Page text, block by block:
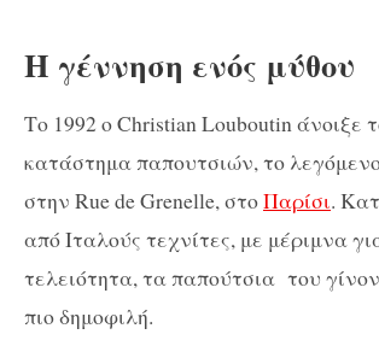
Η γέννηση ενός μύθου
Το 1992 οChristian Louboutin άνοιξε
κατάστημα παπουτσιών, το
στην RuedeGrenelle, στοΠαρίσι.
από Ιταλούς τεχνίτες, με μέριμνα
τελειότητα, τα παπούτσια του
πιο δημοφιλή.